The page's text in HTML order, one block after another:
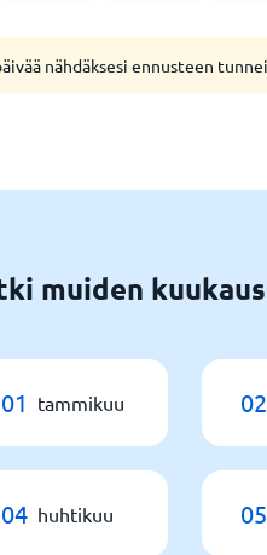
nähdäksesi ennusteen
muiden
01 tammikuu 02
04 huhtikuu 05